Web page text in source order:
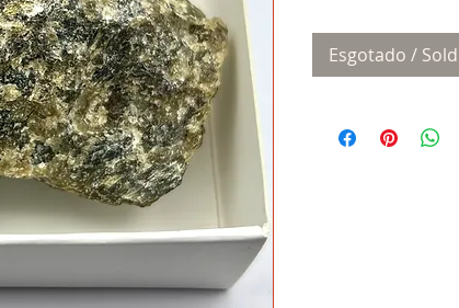
Esgotado / Sold